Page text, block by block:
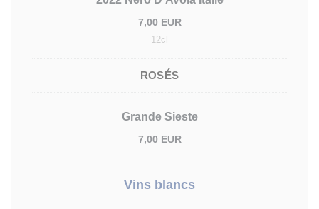
7,00 EUR
12cl
ROSÉS
Grande Sieste
7,00 EUR
Vins blancs